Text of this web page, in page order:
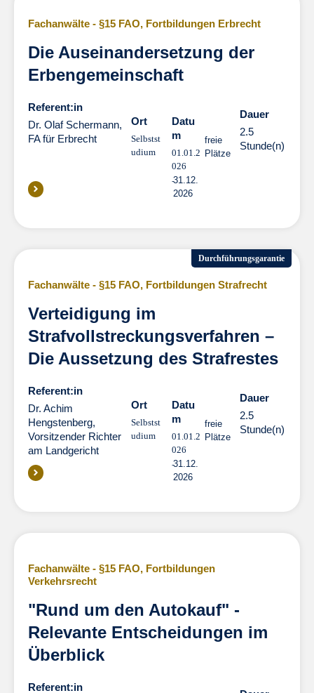
Fachanwälte - §15 FAO, Fortbildungen Erbrecht
Die Auseinandersetzung der
Erbengemeinschaft
Referent:in
Dr. Olaf Schermann,
FA für Erbrecht
Ort
Selbstst
udium
Datu
m
01.01.2
026
31.12.
2026
freie
Plätze
Dauer
2.5
Stunde(n)
Durchführungsgarantie
Fachanwälte - §15 FAO, Fortbildungen Strafrecht
Verteidigung im
Strafvollstreckungsverfahren –
Die Aussetzung des Strafrestes
Referent:in
Dr. Achim
Hengstenberg,
Vorsitzender Richter
am Landgericht
Ort
Selbstst
udium
Datu
m
01.01.2
026
31.12.
2026
freie
Plätze
Dauer
2.5
Stunde(n)
Fachanwälte - §15 FAO, Fortbildungen
Verkehrsrecht
"Rund um den Autokauf" -
Relevante Entscheidungen im
Überblick
Referent:in